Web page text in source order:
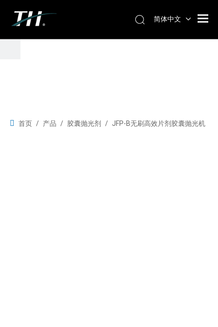
简体中文
首页 / 产品 / 胶囊抛光剂 / JFP-B无刷高效片剂胶囊抛光机